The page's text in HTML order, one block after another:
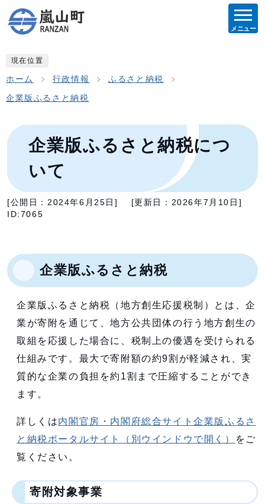
メニュー
現在位置
ホーム 行政情報 ふるさと納税
企業版ふるさと納税
企業版ふるさと納税につ
いて
[公開日： 2024年6月25日 ] [更新日： 2026年7月10日 ]
ID:7065
企業版ふるさと納税
企業版ふるさと納税（地方創生応援税制）とは、企
業が寄附を通じて、地方公共団体の行う地方創生の
取組を応援した場合に、税制上の優遇を受けられる
仕組みです。最大で寄附額の約9割が軽減され、実
質的な企業の負担を約1割まで圧縮することができ
ます。
詳しくは内閣官房・内閣府総合サイト企業版ふるさ
と納税ポータルサイト
（別ウインドウで開く）
をご
覧ください。
寄附対象事業